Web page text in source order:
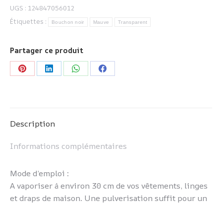
linge
Lavande
UGS : 124847056012
Étiquettes :
Bouchon noir Mauve Transparent
Partager ce produit
PartagerPartagerPartagerPartager
Description
Informations complémentaires
Mode d’emploi :
A vaporiser à environ 30 cm de vos vêtements, linges
et draps de maison. Une pulverisation suffit pour un